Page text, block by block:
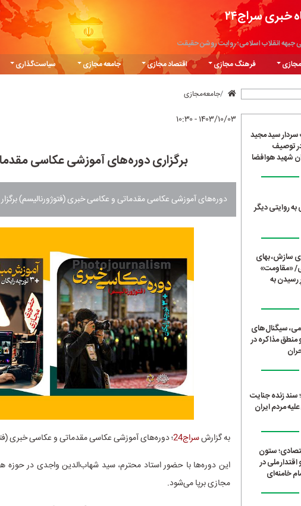
خبری سراج۲۴
انقلاب اسلامی؛ روایت روشن حقیقت
فرهنگ مجازی اقتصاد مجازی جامعه مجازی سیاست‌گذاری
سید مجید
توصیف
شهید هوافضا
به روایتی دیگر
سازش، بهای
«مقاومت»
رسیدن به
سیگنال‌های
مذاکره در
زنده جنایت
مردم ایران
ستون
اقتدار ملی در
خامنه‌ای
جامعه‌مجازی
۱۴۰۳/۱۰/۰۳ - ۱۰:۳۰
برگزاری دوره‌های آموزشی عکاسی
دوره‌های آموزشی عکاسی مقدماتی و عکاسی خبری (فتوژورنالیسم)
به گزارشسراج24
؛ دوره‌های آموزشی عکاسی مقدماتی و عکاسی خبری
این دوره‌ها با حضور استاد محترم، سید شهاب‌الدین واجدی در
مجازی برپا می‌شود.